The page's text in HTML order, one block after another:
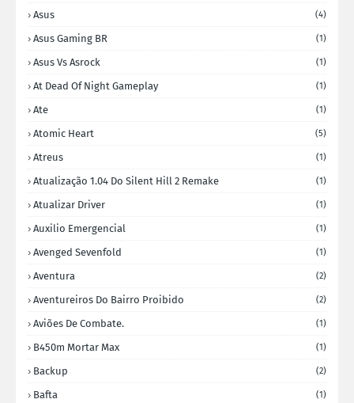
Asus (4)
Asus Gaming BR (1)
Asus Vs Asrock (1)
At Dead Of Night Gameplay (1)
Ate (1)
Atomic Heart (5)
Atreus (1)
Atualização 1.04 Do Silent Hill 2 Remake (1)
Atualizar Driver (1)
Auxilio Emergencial (1)
Avenged Sevenfold (1)
Aventura (2)
Aventureiros Do Bairro Proibido (2)
Aviões De Combate. (1)
B450m Mortar Max (1)
Backup (2)
Bafta (1)